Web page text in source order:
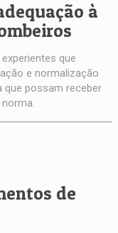
à
que
e normalização
que possam receber
de